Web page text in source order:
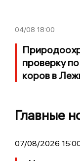
04/08 18:00
проверку
коров в
Главные
07/08/2026